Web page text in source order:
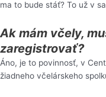
ma to bude stáť? To už v
Ak mám včely,
zaregistrovať?
Áno, je to povinnosť, v
žiadneho včelárskeho